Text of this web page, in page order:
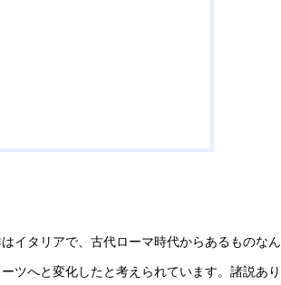
イタリアで、古代ローマ時代からあるものなん
ツへと変化したと考えられています。諸説あり